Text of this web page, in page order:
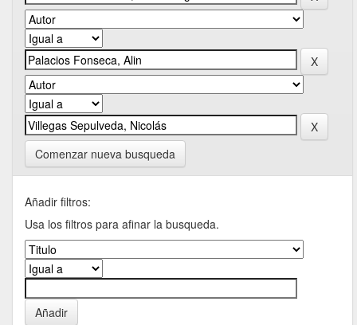
Comenzar nueva busqueda
Añadir filtros:
Usa los filtros para afinar la busqueda.